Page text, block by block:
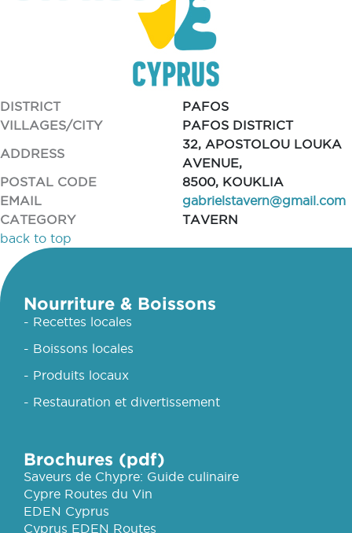
DISTRICT
PAFOS
VILLAGES/CITY
PAFOS DISTRICT
ADDRESS
32, APOSTOLOU LOUKA
AVENUE,
POSTAL CODE
8500, KOUKLIA
EMAIL
gabrielstavern@gmail.com
CATEGORY
TAVERN
back to top
Nourriture & Boissons
- Recettes locales
- Boissons locales
- Produits locaux
- Restauration et divertissement
Brochures (pdf)
Saveurs de Chypre: Guide culinaire
Cypre Routes du Vin
EDEN Cyprus
Cyprus EDEN Routes